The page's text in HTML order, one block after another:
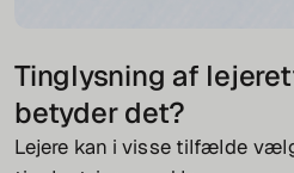
Tinglysning af
betyder det?
Lejere kan i visse tilfælde